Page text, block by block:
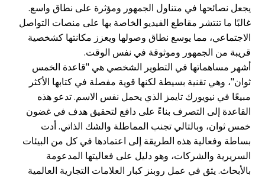
يجعل نصائحها في متناول الجمهور ومؤثرة على نطاق واسع.
غالبًا ما تنتشر مقاطع الفيديو الخاصة بها على منصات التواصل
الاجتماعي، مما يوسع نطاق وصولها ويعزز مكانتها كشخصية
قريبة من الجمهور وموثوقة في نفس الوقت.
أشهر مساهماتها في التطوير الشخصي هي "قاعدة الخمس
ثوان"، وهي تقنية بسيطة لكنها قوية مفصلة في كتابها الأكثر
مبيعًا في نيويورك تايمز الذي يحمل نفس الاسم. تدعو هذه
القاعدة إلى التصرف بناءً على دافع لتحقيق هدف في غضون
خمس ثوان، وبالتالي تجنب المماطلة والشك الذاتي. أدت
بساطة وفعالية هذه الطريقة إلى اعتمادها في كل من البيئات
السريرية والشركات، وهو دليل على فعاليتها المدعومة
بالأبحاث. يثق في عمل روبنز كبار العلامات التجارية العالمية